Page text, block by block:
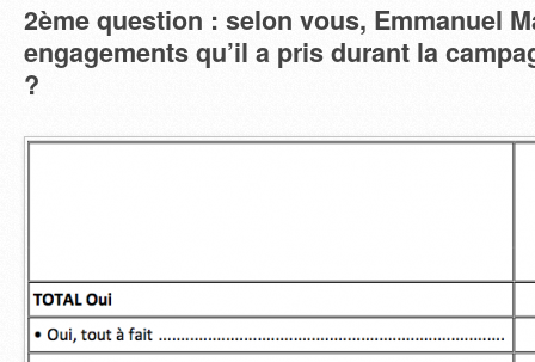
2ème question : selon vous, Emmanuel
engagements qu’il a pris durant la
?